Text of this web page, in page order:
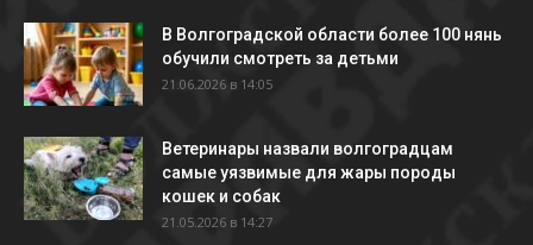
В Волгоградской области более 100 нянь
обучили смотреть за детьми
21.06.2026 в 14:05
Ветеринары назвали волгоградцам
самые уязвимые для жары породы
кошек и собак
21.05.2026 в 14:27